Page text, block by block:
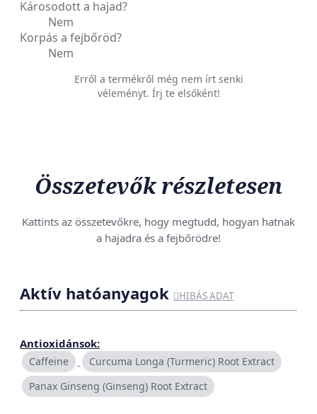
Károsodott a hajad?
Nem
Korpás a fejbőröd?
Nem
Erről a termékről még nem írt senki
véleményt. Írj te elsőként!
Összetevők részletesen
Kattints az összetevőkre, hogy megtudd, hogyan hatnak
a hajadra és a fejbőrödre!
Aktív hatóanyagok HIBÁS ADAT
Antioxidánsok:
Caffeine
Curcuma Longa (Turmeric) Root Extract
Panax Ginseng (Ginseng) Root Extract